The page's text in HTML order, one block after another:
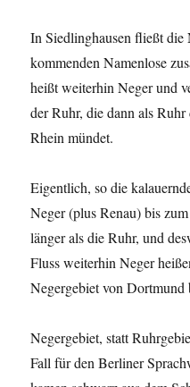
In Siedlinghausen fließt die
kommenden Namenlose
heißt weiterhin Neger und
der Ruhr, die dann als
Rhein mündet.
Eigentlich, so die
Neger (plus Renau) bis
länger als die Ruhr, und
Fluss weiterhin Neger
Negergebiet von
Negergebiet, statt
Fall für den Berliner